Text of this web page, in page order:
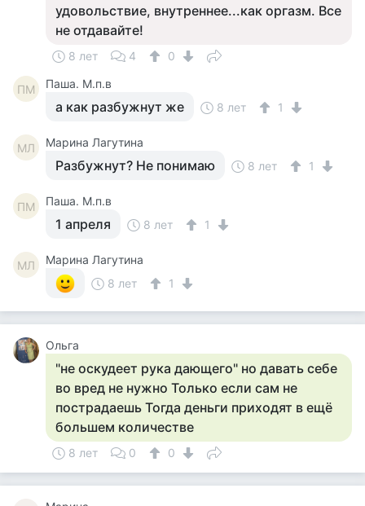
удовольствие, внутреннее...как оргазм. Все
не отдавайте!
8 лет 4 0
ПМ Паша. М.п.в
а как разбужнут же 8 лет 1
МЛ Марина Лагутина
Разбужнут? Не понимаю 8 лет 1
ПМ Паша. М.п.в
1 апреля 8 лет 1
МЛ
Марина Лагутина
8 лет
1
Ольга
"не оскудеет рука дающего" но давать себе
во вред не нужно Только если сам не
пострадаешь Тогда деньги приходят в ещё
большем количестве
8 лет 0 0